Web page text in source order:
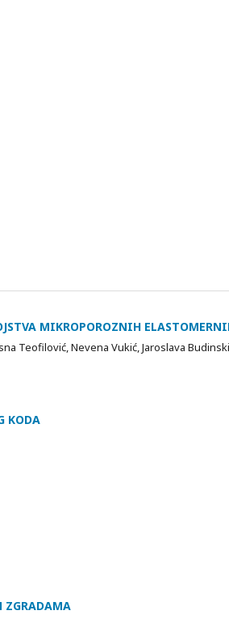
MIKROPOROZNIH
Teofilović, Nevena Vukić, Jaroslava
KODA
ZGRADAMA